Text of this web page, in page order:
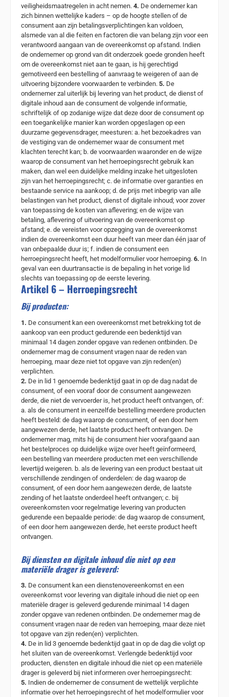
veiligheidsmaatregelen in acht nemen. 4. De ondernemer kan
zich binnen wettelijke kaders – op de hoogte stellen of de
consument aan zijn betalingsverplichtingen kan voldoen,
alsmede van al die feiten en factoren die van belang zijn voor een
verantwoord aangaan van de overeenkomst op afstand. Indien
de ondernemer op grond van dit onderzoek goede gronden heeft
om de overeenkomst niet aan te gaan, is hij gerechtigd
gemotiveerd een bestelling of aanvraag te weigeren of aan de
uitvoering bijzondere voorwaarden te verbinden. 5. De
ondernemer zal uiterlijk bij levering van het product, de dienst of
digitale inhoud aan de consument de volgende informatie,
schriftelijk of op zodanige wijze dat deze door de consument op
een toegankelijke manier kan worden opgeslagen op een
duurzame gegevensdrager, meesturen: a. het bezoekadres van
de vestiging van de ondernemer waar de consument met
klachten terecht kan; b. de voorwaarden waaronder en de wijze
waarop de consument van het herroepingsrecht gebruik kan
maken, dan wel een duidelijke melding inzake het uitgesloten
zijn van het herroepingsrecht; c. de informatie over garanties en
bestaande service na aankoop; d. de prijs met inbegrip van alle
belastingen van het product, dienst of digitale inhoud; voor zover
van toepassing de kosten van aflevering; en de wijze van
betaling, aflevering of uitvoering van de overeenkomst op
afstand; e. de vereisten voor opzegging van de overeenkomst
indien de overeenkomst een duur heeft van meer dan één jaar of
van onbepaalde duur is; f. indien de consument een
herroepingsrecht heeft, het modelformulier voor herroeping. 6. In
geval van een duurtransactie is de bepaling in het vorige lid
slechts van toepassing op de eerste levering.
Artikel 6 – Herroepingsrecht
Bij producten:
1. De consument kan een overeenkomst met betrekking tot de
aankoop van een product gedurende een bedenktijd van
minimaal 14 dagen zonder opgave van redenen ontbinden. De
ondernemer mag de consument vragen naar de reden van
herroeping, maar deze niet tot opgave van zijn reden(en)
verplichten.
2. De in lid 1 genoemde bedenktijd gaat in op de dag nadat de
consument, of een vooraf door de consument aangewezen
derde, die niet de vervoerder is, het product heeft ontvangen, of:
a. als de consument in eenzelfde bestelling meerdere producten
heeft besteld: de dag waarop de consument, of een door hem
aangewezen derde, het laatste product heeft ontvangen. De
ondernemer mag, mits hij de consument hier voorafgaand aan
het bestelproces op duidelijke wijze over heeft geïnformeerd,
een bestelling van meerdere producten met een verschillende
levertijd weigeren. b. als de levering van een product bestaat uit
verschillende zendingen of onderdelen: de dag waarop de
consument, of een door hem aangewezen derde, de laatste
zending of het laatste onderdeel heeft ontvangen; c. bij
overeenkomsten voor regelmatige levering van producten
gedurende een bepaalde periode: de dag waarop de consument,
of een door hem aangewezen derde, het eerste product heeft
ontvangen.
Bij diensten en digitale inhoud die niet op een
materiële drager is geleverd:
3. De consument kan een dienstenovereenkomst en een
overeenkomst voor levering van digitale inhoud die niet op een
materiële drager is geleverd gedurende minimaal 14 dagen
zonder opgave van redenen ontbinden. De ondernemer mag de
consument vragen naar de reden van herroeping, maar deze niet
tot opgave van zijn reden(en) verplichten.
4. De in lid 3 genoemde bedenktijd gaat in op de dag die volgt op
het sluiten van de overeenkomst. Verlengde bedenktijd voor
producten, diensten en digitale inhoud die niet op een materiële
drager is geleverd bij niet informeren over herroepingsrecht:
5. Indien de ondernemer de consument de wettelijk verplichte
informatie over het herroepingsrecht of het modelformulier voor